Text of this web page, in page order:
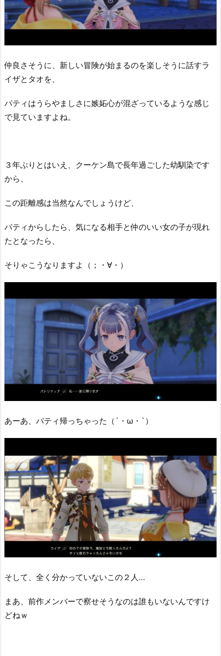
仲良さそうに、新しい冒険が始まるのを楽しそうに話すラ
イザとタオを、
パティはうらやましさに嫉妬心が混ざっているような感じ
で見ていますよね。
３年ぶりとはいえ、クーケン島で長年過ごした幼馴染です
から、
この距離感は当然なんでしょうけど、
パティからしたら、気になる相手と仲のいい女の子が現れ
たとなったら、
そりゃこうなりますよ（；・∀・）
あーあ、パティ帰っちゃった（´・ω・`）
そして、全く分かっていないこの２人…
まあ、前作メンバーで察せそうなのは誰もいないんですけ
どねｗ